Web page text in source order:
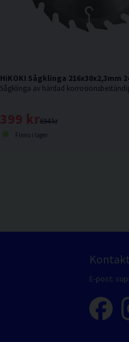
HiKOKI Sågklinga 216x30x2,3mm
694 kr
399 kr
Finns i lager
Kontakt
E-post: